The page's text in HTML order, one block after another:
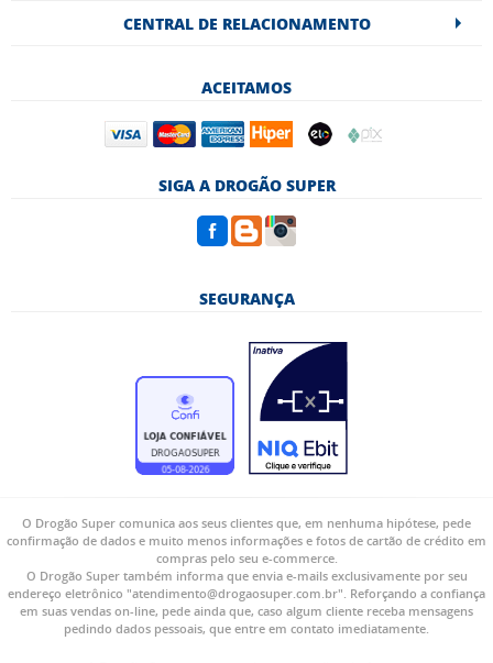
CENTRAL DE RELACIONAMENTO
ACEITAMOS
SIGA A DROGÃO SUPER
SEGURANÇA
O Drogão Super comunica aos seus clientes que, em nenhuma hipótese, pede
confirmação de dados e muito menos informações e fotos de cartão de crédito em
compras pelo seu e-commerce.
O Drogão Super também informa que envia e-mails exclusivamente por seu
endereço eletrônico "atendimento@drogaosuper.com.br". Reforçando a confiança
em suas vendas on-line, pede ainda que, caso algum cliente receba mensagens
pedindo dados pessoais, que entre em contato imediatamente.